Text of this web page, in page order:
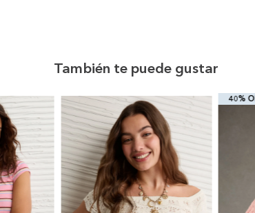
También te puede gustar
40%